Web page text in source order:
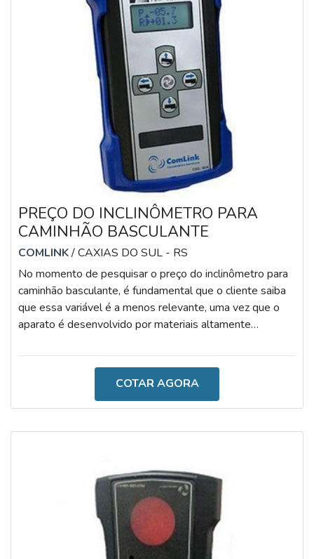
PREÇO DO INCLINÔMETRO PARA
CAMINHÃO BASCULANTE
COMLINK/ CAXIAS DO SUL - RS
No momento de pesquisar o preço do inclinômetro para
caminhão basculante, é fundamental que o cliente saiba
que essa variável é a menos relevante, uma vez que o
aparato é desenvolvido por materiais altamente
Sendo assim, é um excelente investimento a ser feito.Ao
importante ressaltar que, através dele, é possível obter
as medidas de inclinações frontais e laterais do
COTAR AGORA